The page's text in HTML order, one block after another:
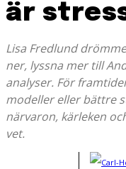
är
Lisa Fredlund
ner, lyssna mer till
analyser. För
modeller eller bättre
närvaron, kärleken
vet.